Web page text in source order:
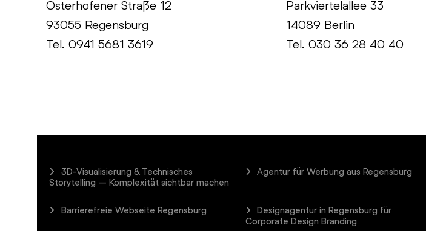
Osterhofener Straße 12
93055 Regensburg
Tel.0941 5681 3619
Parkviertelallee 33
14089 Berlin
Tel.030 36 28 40 40
3D-Visualisierung & Technisches
Storytelling – Komplexität sichtbar machen
Agentur für Werbung aus Regensburg
Barrierefreie Webseite Regensburg
Designagentur in Regensburg für
Corporate Design Branding